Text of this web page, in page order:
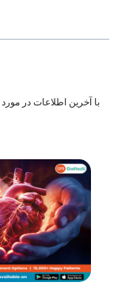
با آخرین اطلاعات در